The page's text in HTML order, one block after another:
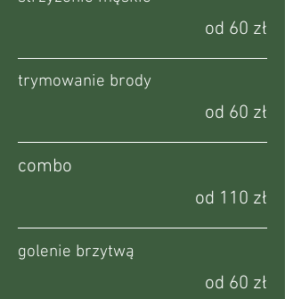
od 60 zł
trymowanie brody
od 60 zł
combo
od 110 zł
golenie brzytwą
od 60 zł